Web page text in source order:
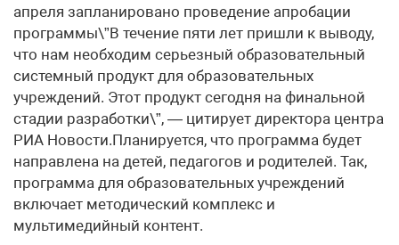
апреля запланировано проведение апробации
программы\”В течение пяти лет пришли к выводу,
что нам необходим серьезный образовательный
системный продукт для образовательных
учреждений. Этот продукт сегодня на финальной
стадии разработки\”, — цитирует директора центра
РИА Новости.Планируется, что программа будет
направлена на детей, педагогов и родителей. Так,
программа для образовательных учреждений
включает методический комплекс и
мультимедийный контент.